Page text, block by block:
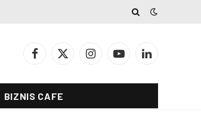
Facebook
X
InstagramYouTubeLinkedIn
BIZNIS CAFE